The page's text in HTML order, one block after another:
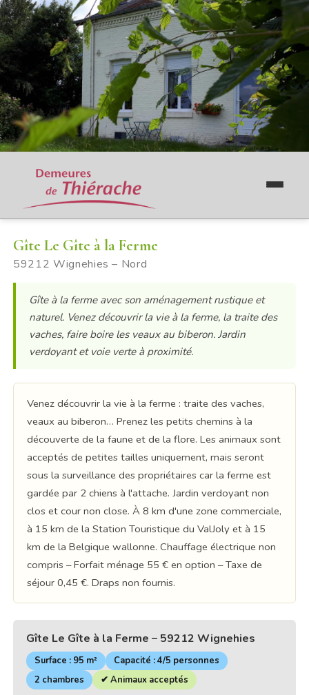
Gîte Le Gîte à la Ferme
59212 Wignehies – Nord
Gîte à la ferme avec son aménagement rustique et
naturel. Venez découvrir la vie à la ferme, la traite des
vaches, faire boire les veaux au biberon. Jardin
verdoyant et voie verte à proximité.
Venez découvrir la vie à la ferme : traite des vaches,
veaux au biberon… Prenez les petits chemins à la
découverte de la faune et de la flore. Les animaux sont
acceptés de petites tailles uniquement, mais seront
sous la surveillance des propriétaires car la ferme est
gardée par 2 chiens à l'attache. Jardin verdoyant non
clos et cour non close. À 8 km d'une zone commerciale,
à 15 km de la Station Touristique du ValJoly et à 15
km de la Belgique wallonne. Chauffage électrique non
compris – Forfait ménage 55 € en option – Taxe de
séjour 0,45 €. Draps non fournis.
Gîte Le Gîte à la Ferme – 59212 Wignehies
Surface : 95 m²
Capacité : 4/5 personnes
2 chambres
✔ Animaux acceptés